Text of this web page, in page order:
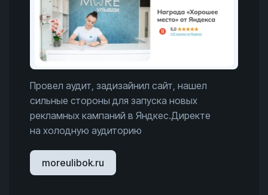
Провел аудит, задизайнил сайт, нашел
сильные стороны для запуска новых
рекламных кампаний в Яндкес.Директе
на холодную аудиторию
moreulibok.ru